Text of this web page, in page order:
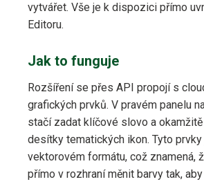
vytvářet. Vše je k dispozici přímo
Editoru.
Jak to funguje
Rozšíření se přes API propojí s
grafických prvků. V pravém panelu
stačí zadat klíčové slovo a
desítky tematických ikon. Tyto
vektorovém formátu, což znamená,
přímo v rozhraní měnit barvy tak,